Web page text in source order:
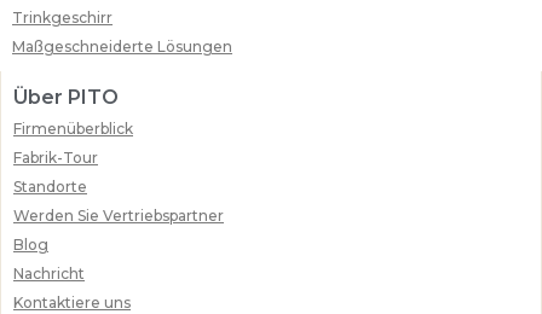
Trinkgeschirr
Maßgeschneiderte Lösungen
Über PITO
Firmenüberblick
Fabrik-Tour
Standorte
Werden Sie Vertriebspartner
Blog
Nachricht
Kontaktiere uns